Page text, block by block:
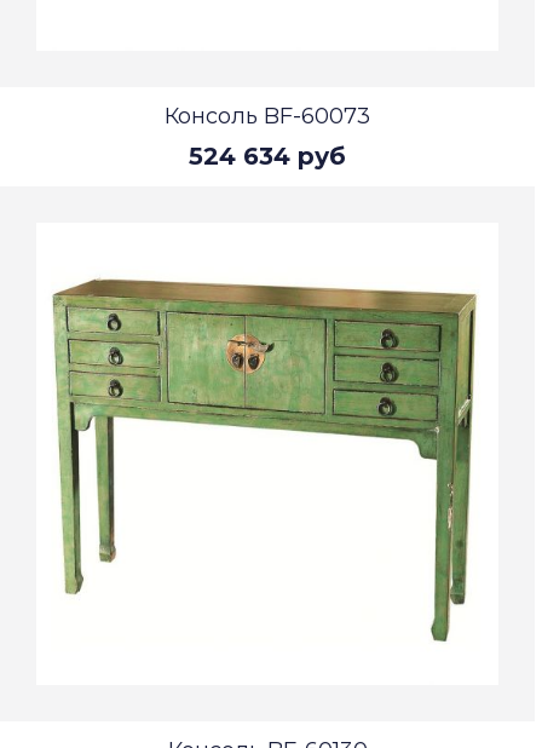
Консоль BF-60073
524 634 руб